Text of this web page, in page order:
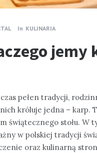
In KULINARIA
jemy
pełen tradycji,
króluje jedna – karp.
świątecznego stołu. W
w polskiej tradycji
oraz kulinarną